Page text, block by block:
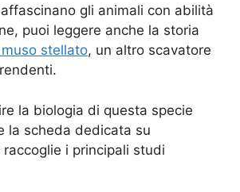
gli animali con abilità
puoi leggere anche la storia
stellato, un altro scavatore
la biologia di questa specie
la scheda dedicata su
raccoglie i principali studi